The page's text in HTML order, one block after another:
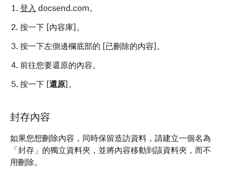
登入 docsend.com。
按一下 [內容庫] 。
按一下左側邊欄底部的 [已刪除的內容] 。
前往您要還原的內容。
按一下 [還原]。
封存內容
如果您想刪除內容，同時保留造訪資料，請建立一個名為
「封存」的獨立資料夾，並將內容移動到該資料夾，而不
用刪除。